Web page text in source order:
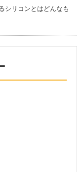
シリコンとはどんなも